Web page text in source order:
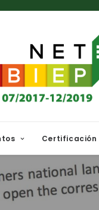
Certificación